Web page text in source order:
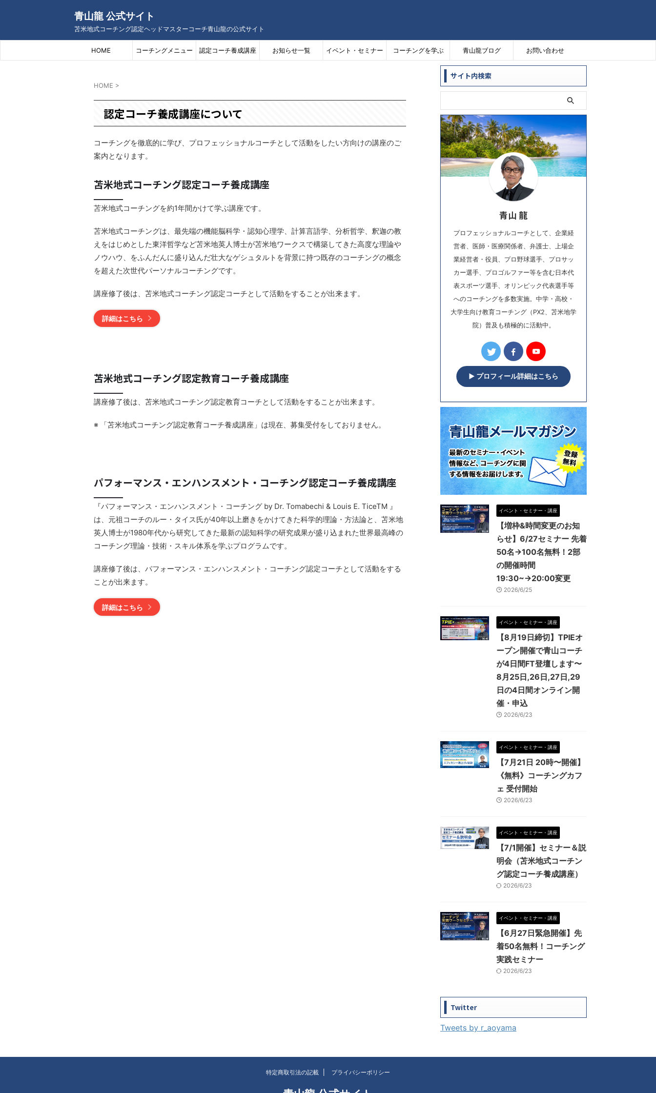
青山龍 公式サイト
苫米地式コーチング認定ヘッドマスターコーチ青山龍の公式サイト
HOME コーチングメニュー 認定コーチ養成講座 お知らせ一覧 イベント・セミナー コーチングを学ぶ 青山龍ブログ お問い合わせ
HOME >
認定コーチ養成講座について
コーチングを徹底的に学び、プロフェッショナルコーチとして活動をしたい方向けの講座のご
案内となります。
苫米地式コーチング認定コーチ養成講座
苫米地式コーチングを約1年間かけて学ぶ講座です。
苫米地式コーチングは、最先端の機能脳科学・認知心理学、計算言語学、分析哲学、釈迦の教
えをはじめとした東洋哲学など苫米地英人博士が苫米地ワークスで構築してきた高度な理論や
ノウハウ、をふんだんに盛り込んだ壮大なゲシュタルトを背景に持つ既存のコーチングの概念
を超えた次世代パーソナルコーチングです。
講座修了後は、苫米地式コーチング認定コーチとして活動をすることが出来ます。
詳細はこちら
苫米地式コーチング認定教育コーチ養成講座
講座修了後は、苫米地式コーチング認定教育コーチとして活動をすることが出来ます。
※ 「苫米地式コーチング認定教育コーチ養成講座」は現在、募集受付をしておりません。
パフォーマンス・エンハンスメント・コーチング認定コーチ養成講座
『パフォーマンス・エンハンスメント・コーチング by Dr. Tomabechi & Louis E. TiceTM 』
は、元祖コーチのルー・タイス氏が40年以上磨きをかけてきた科学的理論・方法論と、苫米地
英人博士が1980年代から研究してきた最新の認知科学の研究成果が盛り込まれた世界最高峰の
コーチング理論・技術・スキル体系を学ぶプログラムです。
講座修了後は、パフォーマンス・エンハンスメント・コーチング認定コーチとして活動をする
ことが出来ます。
詳細はこちら
サイト内検索
青山 龍
プロフェッショナルコーチとして、企業経
営者、医師・医療関係者、弁護士、上場企
業経営者・役員、プロ野球選手、プロサッ
カー選手、プロゴルファー等を含む日本代
表スポーツ選手、オリンピック代表選手等
へのコーチングを多数実施。中学・高校・
大学生向け教育コーチング（PX2、苫米地学
院）普及も積極的に活動中。
▶︎ プロフィール詳細はこちら
イベント・セミナー・講座
【増枠&時間変更のお知
らせ】6/27セミナー 先着
50名→100名無料！2部
の開催時間
19:30~→20:00変更
2026/6/25
イベント・セミナー・講座
【8月19日締切】TPIEオ
ープン開催で青山コーチ
が4日間FT登壇します〜
8月25日,26日,27日,29
日の4日間オンライン開
催・申込
2026/6/23
イベント・セミナー・講座
【7月21日 20時〜開催】
《無料》コーチングカフ
ェ 受付開始
2026/6/23
イベント・セミナー・講座
【7/1開催】セミナー＆説
明会（苫米地式コーチン
グ認定コーチ養成講座）
2026/6/23
イベント・セミナー・講座
【6月27日緊急開催】先
着50名無料！コーチング
実践セミナー
2026/6/23
Twitter
Tweets by r_aoyama
特定商取引法の記載 プライバシーポリシー